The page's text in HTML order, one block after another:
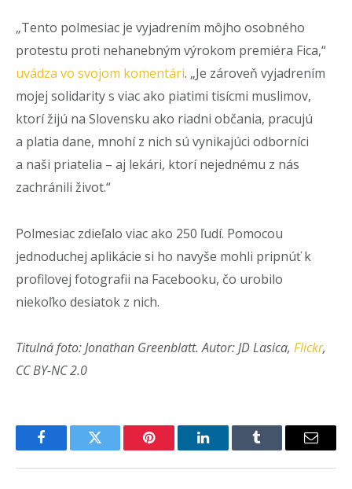
„Tento polmesiac je vyjadrením môjho osobného
protestu proti nehanebným výrokom premiéra Fica,“
uvádza vo svojom komentári. „Je zároveň vyjadrením
mojej solidarity s viac ako piatimi tisícmi muslimov,
ktorí žijú na Slovensku ako riadni občania, pracujú
a platia dane, mnohí z nich sú vynikajúci odborníci
a naši priatelia – aj lekári, ktorí nejednému z nás
zachránili život.“
Polmesiac zdieľalo viac ako 250 ľudí. Pomocou
jednoduchej aplikácie si ho navyše mohli pripnúť k
profilovej fotografii na Facebooku, čo urobilo
niekoľko desiatok z nich.
Titulná foto: Jonathan Greenblatt. Autor: JD Lasica, Flickr,
CC BY-NC 2.0
FacebookTwitter Pinterest LinkedInTumblr Email